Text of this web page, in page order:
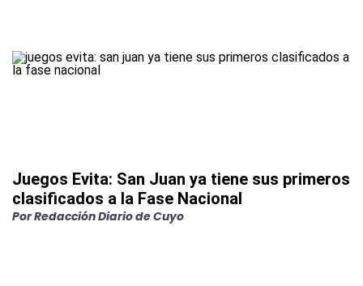
Juegos Evita: San Juan ya tiene sus primeros
clasificados a la Fase Nacional
PorRedacción Diario de Cuyo